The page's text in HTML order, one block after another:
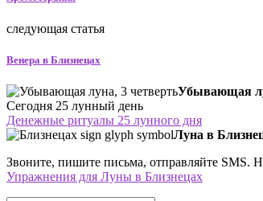
следующая статья
Венера в Близнецах
Убывающая
Сегодня 25 лунный день
Денежные ритуалы 25 лунного дня
Луна в
Звоните, пишите письма, отправляйте SMS.
Упражнения для Луны в Близнецах